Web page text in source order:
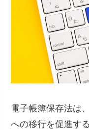
電子帳簿保存法は
への移行を促進す